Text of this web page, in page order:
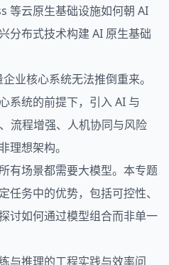
等云原生基础设施如何朝 AI
分布式技术构建 AI 原生基础
业核心系统无法推倒重来。
系统的前提下，引入 AI 与
流程增强、人机协同与风险
理想架构。
有场景都需要大模型。本专题
任务中的优势，包括可控性、
讨如何通过模型组合而非单一
与推理的工程实践与效率问